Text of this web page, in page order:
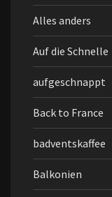
Alles anders
Auf die Schnelle
aufgeschnappt
Back to France
badventskaffee
Balkonien